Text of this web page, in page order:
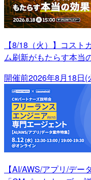
【8/18（火）】コス
ム刷新がもたらす本当
開催前2026年8月18日(
【AI/AWS/アプリ/デ